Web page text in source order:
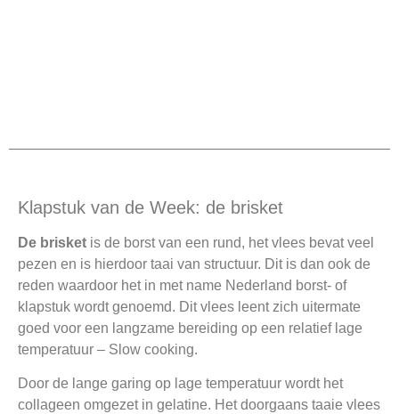
Klapstuk van de Week: de brisket
De brisket is de borst van een rund, het vlees bevat veel
pezen en is hierdoor taai van structuur. Dit is dan ook de
reden waardoor het in met name Nederland borst- of
klapstuk wordt genoemd. Dit vlees leent zich uitermate
goed voor een langzame bereiding op een relatief lage
temperatuur – Slow cooking.
Door de lange garing op lage temperatuur wordt het
collageen omgezet in gelatine. Het doorgaans taaie vlees